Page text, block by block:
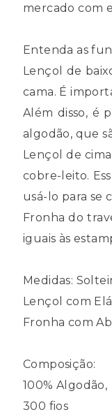
mercado com
Entenda as
Lençol de
cama. É
Além disso, é
algodão, que
Lençol de
cobre-leito.
usá-lo para se
Fronha do
iguais às
Medidas:
Lençol com
Fronha com
Composição:
100% Algodão,
300 fios